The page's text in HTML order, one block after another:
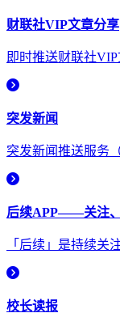
财联社VIP文章分享
即时推送财联社
突发新闻
突发新闻推送服务
后续APP——关注
「后续」是持续关
校长读报